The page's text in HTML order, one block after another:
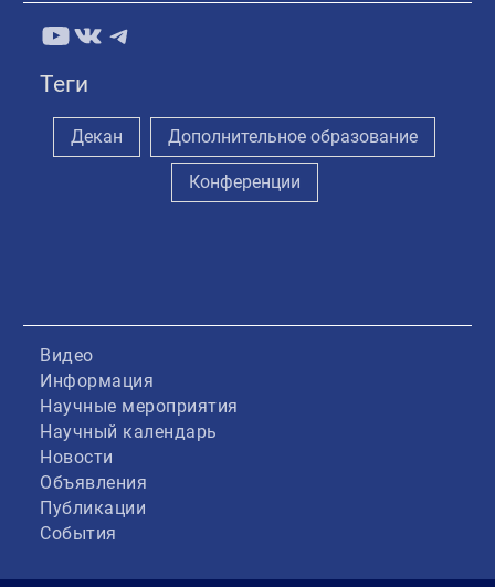
YouTube
ВКонтакте
Telegram
Теги
Декан Дополнительное образование
Конференции
Видео
Информация
Научные мероприятия
Научный календарь
Новости
Объявления
Публикации
События